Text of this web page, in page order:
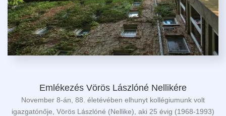
Emlékezés Vörös Lászlóné Nellikére
November 8-án, 88. életévében elhunyt kollégiumunk volt
igazgatónője, Vörös Lászlóné (Nellike), aki 25 évig (1968-1993)